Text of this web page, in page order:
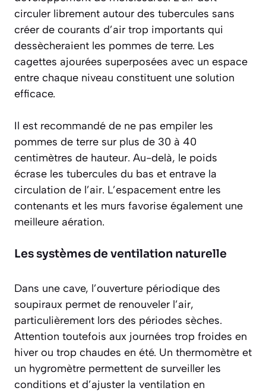
circuler librement autour des tubercules sans
créer de courants d’air trop importants qui
dessècheraient les pommes de terre. Les
cagettes ajourées superposées avec un espace
entre chaque niveau constituent une solution
efficace.
Il est recommandé de ne pas empiler les
pommes de terre sur plus de 30 à 40
centimètres de hauteur. Au-delà, le poids
écrase les tubercules du bas et entrave la
circulation de l’air. L’espacement entre les
contenants et les murs favorise également une
meilleure aération.
Les systèmes de ventilation naturelle
Dans une cave, l’ouverture périodique des
soupiraux permet de renouveler l’air,
particulièrement lors des périodes sèches.
Attention toutefois aux journées trop froides en
hiver ou trop chaudes en été. Un thermomètre et
un hygromètre permettent de surveiller les
conditions et d’ajuster la ventilation en